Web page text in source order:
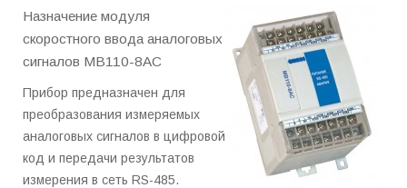
Назначение модуля
скоростного ввода аналоговых
сигналов МВ110-8АС
Прибор предназначен для
преобразования измеряемых
аналоговых сигналов в цифровой
код и передачи результатов
измерения в сеть RS-485.